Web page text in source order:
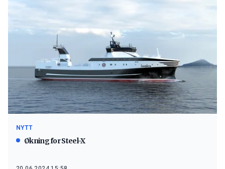
NYTT
Økning for Steel-X